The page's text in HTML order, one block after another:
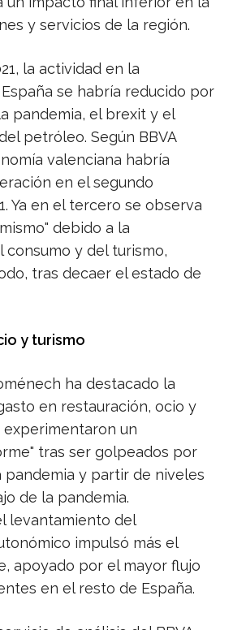
y servicios de la región.
la actividad en la
se habría reducido por
pandemia, el brexit y el
petróleo. Según BBVA
valenciana habría
en el segundo
Ya en el tercero se observa
debido a la
consumo y del turismo,
tras decaer el estado de
y turismo
ha destacado la
en restauración, ocio y
un
tras ser golpeados por
y partir de niveles
de la pandemia.
levantamiento del
impulsó más el
apoyado por el mayor flujo
en el resto de España.